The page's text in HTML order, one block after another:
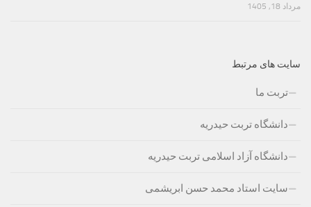
مرداد 18, 1405
سایت های مرتبط
تربت ما
دانشگاه تربت حیدریه
دانشگاه آزاد اسلامی تربت حیدریه
سایت استاد محمد حسن ابریشمی